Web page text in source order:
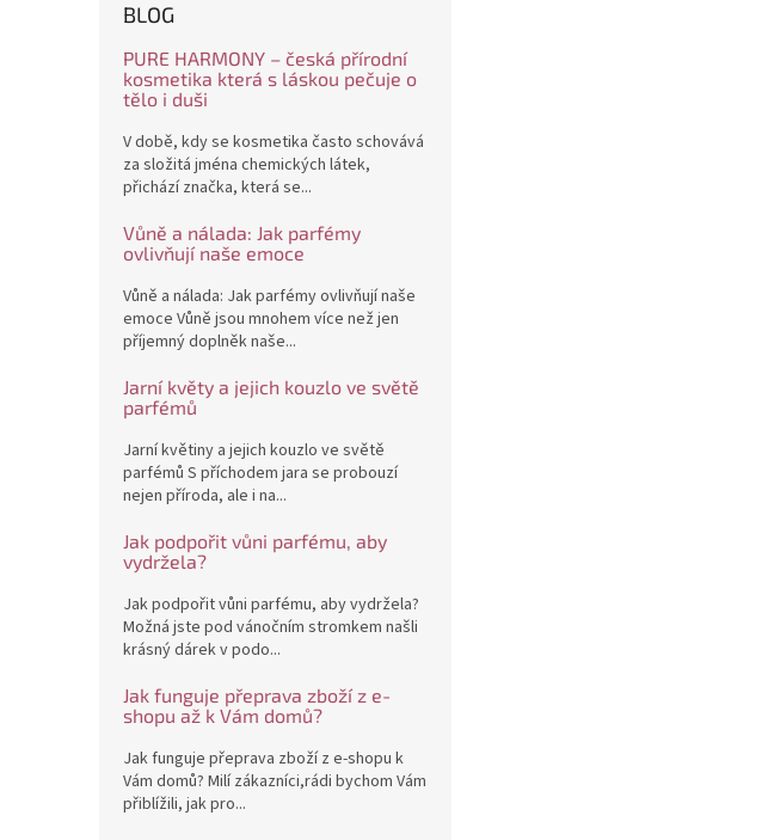
BLOG
PURE HARMONY – česká přírodní
kosmetika která s láskou pečuje o
tělo i duši
V době, kdy se kosmetika často schovává
za složitá jména chemických látek,
přichází značka, která se...
Vůně a nálada: Jak parfémy
ovlivňují naše emoce
Vůně a nálada: Jak parfémy ovlivňují naše
emoce Vůně jsou mnohem více než jen
příjemný doplněk naše...
Jarní květy a jejich kouzlo ve světě
parfémů
Jarní květiny a jejich kouzlo ve světě
parfémů S příchodem jara se probouzí
nejen příroda, ale i na...
Jak podpořit vůni parfému, aby
vydržela?
Jak podpořit vůni parfému, aby vydržela?
Možná jste pod vánočním stromkem našli
krásný dárek v podo...
Jak funguje přeprava zboží z e-
shopu až k Vám domů?
Jak funguje přeprava zboží z e-shopu k
Vám domů? Milí zákazníci,rádi bychom Vám
přiblížili, jak pro...